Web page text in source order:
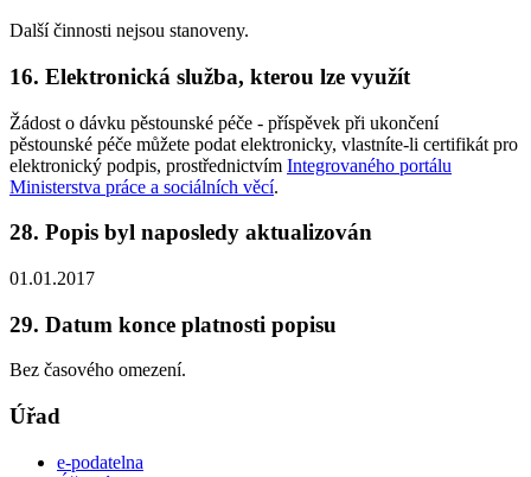
Další činnosti nejsou stanoveny.
16. Elektronická služba, kterou lze využít
Žádost o dávku pěstounské péče - příspěvek při ukončení
pěstounské péče můžete podat elektronicky, vlastníte-li certifikát pro
elektronický podpis, prostřednictvím Integrovaného portálu
Ministerstva práce a sociálních věcí.
28. Popis byl naposledy aktualizován
01.01.2017
29. Datum konce platnosti popisu
Bez časového omezení.
Úřad
e-podatelna